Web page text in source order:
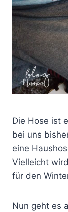
Die Hose ist
bei uns
eine
Vielleicht
für den
Nun geht es